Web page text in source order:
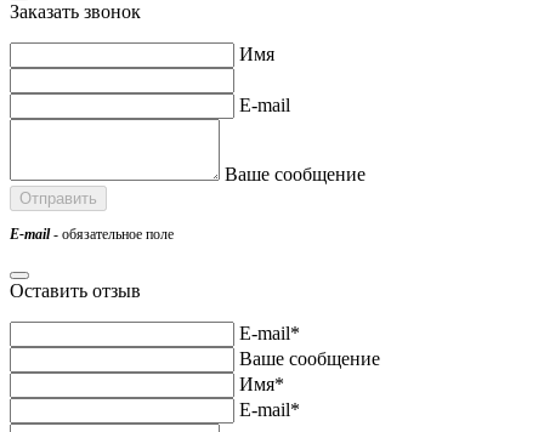
Заказать звонок
Имя
E-mail
Ваше сообщение
E-mail- обязательное поле
Оставить отзыв
E-mail*
Ваше сообщение
Имя*
E-mail*